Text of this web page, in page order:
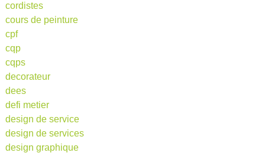
cordistes
cours de peinture
cpf
cqp
cqps
decorateur
dees
defi metier
design de service
design de services
design graphique